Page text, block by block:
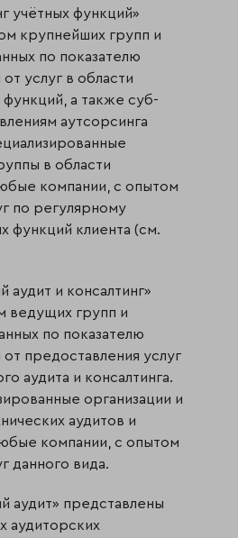
учётных функций»
крупнейших групп и
по показателю
услуг в области
функций, а также суб-
аутсорсинга
в области
компании, с опытом
по регулярному
функций клиента (см.
аудит и консалтинг»
ведущих групп и
по показателю
предоставления услуг
аудита и консалтинга.
организации и
аудитов и
компании, с опытом
данного вида.
аудит» представлены
аудиторских